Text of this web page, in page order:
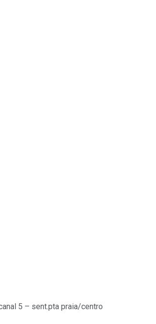
5 – sent.pta praia/centro